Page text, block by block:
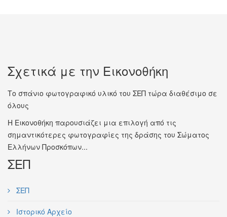
Σχετικά με την Εικονοθήκη
Το σπάνιο φωτογραφικό υλικό του ΣΕΠ τώρα διαθέσιμο σε
όλους
Η Εικονοθήκη παρουσιάζει μια επιλογή από τις
σημαντικότερες φωτογραφίες της δράσης του Σώματος
Ελλήνων Προσκόπων...
ΣΕΠ
ΣΕΠ
Ιστορικό Αρχείο